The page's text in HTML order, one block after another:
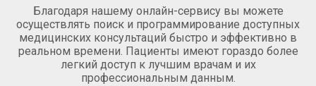
Благодаря нашему онлайн-сервису вы можете
осуществлять поиск и программирование доступных
медицинских консультаций быстро и эффективно в
реальном времени. Пациенты имеют гораздо более
легкий доступ к лучшим врачам и их
профессиональным данным.